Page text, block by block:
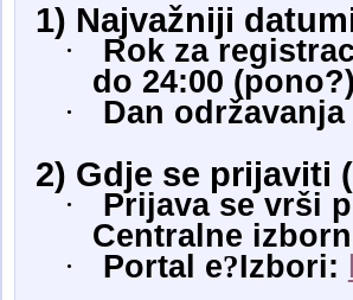
1) Najvažniji
·
Rok za
do 24:00
·
Dan
2) Gdje se prijaviti
·
Prijava se vrši
Centralne
·
Portal e?Izbori: